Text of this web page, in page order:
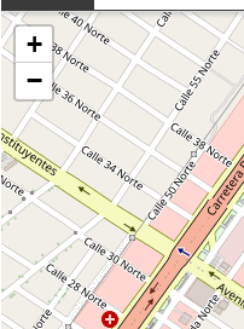
+
−